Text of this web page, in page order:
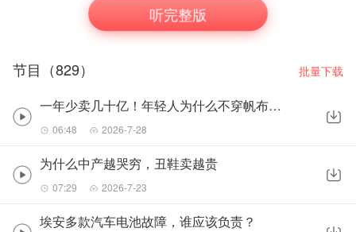
听完整版
节目（829） 批量下载
一年少卖几十亿！年轻人为什么不穿帆布鞋了？
06:48 2026-7-28
为什么中产越哭穷，丑鞋卖越贵
07:29 2026-7-23
埃安多款汽车电池故障，谁应该负责？